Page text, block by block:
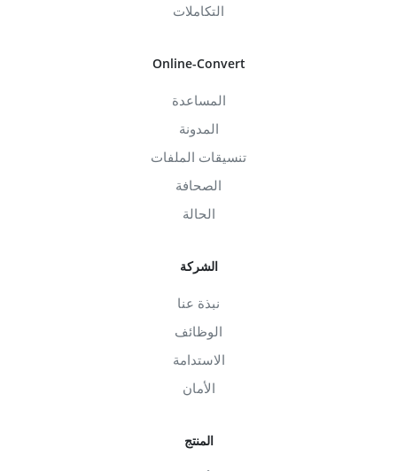
التكاملات
Online-Convert
المساعدة
المدونة
تنسيقات الملفات
الصحافة
الحالة
الشركة
نبذة عنا
الوظائف
الاستدامة
الأمان
المنتج